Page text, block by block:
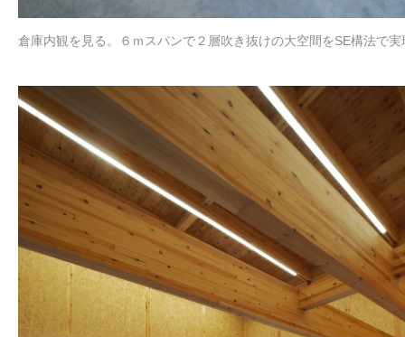
倉庫内観を見る。６ｍスパンで２層吹き抜けの大空間をSE構法で